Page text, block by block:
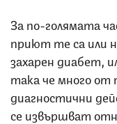
За по-голямата
приют те са или
захарен диабет,
така че много от
диагностични
се извършват